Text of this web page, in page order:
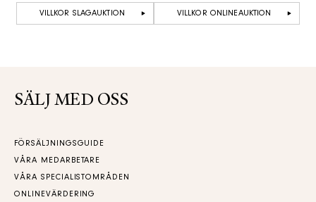
VILLKOR SLAGAUKTION VILLKOR ONLINEAUKTION
SÄLJ MED OSS
FÖRSÄLJNINGSGUIDE
VÅRA MEDARBETARE
VÅRA SPECIALISTOMRÅDEN
ONLINEVÄRDERING